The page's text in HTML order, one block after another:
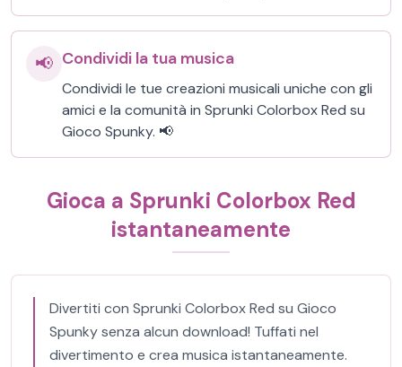
📢 Condividi la tua musica
Condividi le tue creazioni musicali uniche con gli
amici e la comunità in Sprunki Colorbox Red su
Gioco Spunky. 📢
Gioca a Sprunki Colorbox Red
istantaneamente
Divertiti con Sprunki Colorbox Red su Gioco
Spunky senza alcun download! Tuffati nel
divertimento e crea musica istantaneamente.